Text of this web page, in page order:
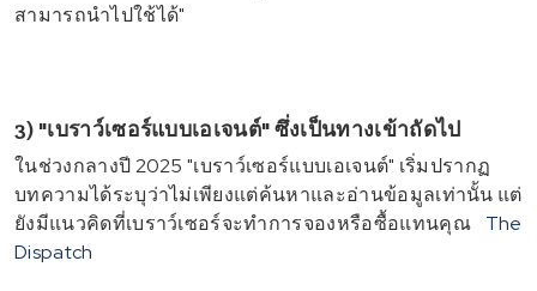
สามารถนำไปใช้ได้"
3) "เบราว์เซอร์แบบเอเจนต์" ซึ่งเป็นทางเข้าถัดไป
ในช่วงกลางปี 2025 "เบราว์เซอร์แบบเอเจนต์" เริ่มปรากฏ
บทความได้ระบุว่าไม่เพียงแต่ค้นหาและอ่านข้อมูลเท่านั้น แต่
ยังมีแนวคิดที่เบราว์เซอร์จะทำการจองหรือซื้อแทนคุณ
The
Dispatch